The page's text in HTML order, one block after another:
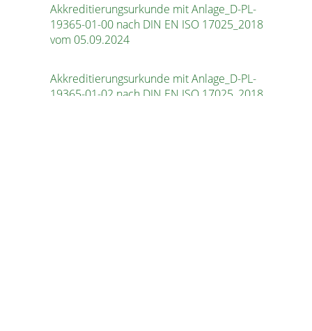
Akkreditierungsurkunde mit Anlage_D-PL-
19365-01-00 nach DIN EN ISO 17025_2018
vom 05.09.2024
Akkreditierungsurkunde mit Anlage_D-PL-
19365-01-02 nach DIN EN ISO 17025_2018